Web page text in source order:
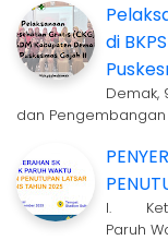
di
Demak,
dan
I.